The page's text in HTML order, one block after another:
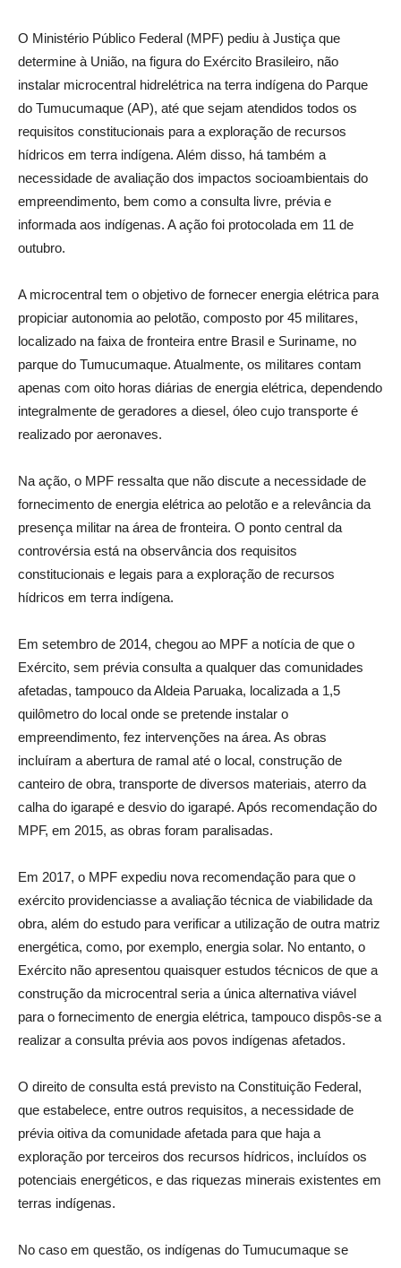
O Ministério Público Federal (MPF) pediu à Justiça que
determine à União, na figura do Exército Brasileiro, não
instalar microcentral hidrelétrica na terra indígena do Parque
do Tumucumaque (AP), até que sejam atendidos todos os
requisitos constitucionais para a exploração de recursos
hídricos em terra indígena. Além disso, há também a
necessidade de avaliação dos impactos socioambientais do
empreendimento, bem como a consulta livre, prévia e
informada aos indígenas. A ação foi protocolada em 11 de
outubro.
A microcentral tem o objetivo de fornecer energia elétrica para
propiciar autonomia ao pelotão, composto por 45 militares,
localizado na faixa de fronteira entre Brasil e Suriname, no
parque do Tumucumaque. Atualmente, os militares contam
apenas com oito horas diárias de energia elétrica, dependendo
integralmente de geradores a diesel, óleo cujo transporte é
realizado por aeronaves.
Na ação, o MPF ressalta que não discute a necessidade de
fornecimento de energia elétrica ao pelotão e a relevância da
presença militar na área de fronteira. O ponto central da
controvérsia está na observância dos requisitos
constitucionais e legais para a exploração de recursos
hídricos em terra indígena.
Em setembro de 2014, chegou ao MPF a notícia de que o
Exército, sem prévia consulta a qualquer das comunidades
afetadas, tampouco da Aldeia Paruaka, localizada a 1,5
quilômetro do local onde se pretende instalar o
empreendimento, fez intervenções na área. As obras
incluíram a abertura de ramal até o local, construção de
canteiro de obra, transporte de diversos materiais, aterro da
calha do igarapé e desvio do igarapé. Após recomendação do
MPF, em 2015, as obras foram paralisadas.
Em 2017, o MPF expediu nova recomendação para que o
exército providenciasse a avaliação técnica de viabilidade da
obra, além do estudo para verificar a utilização de outra matriz
energética, como, por exemplo, energia solar. No entanto, o
Exército não apresentou quaisquer estudos técnicos de que a
construção da microcentral seria a única alternativa viável
para o fornecimento de energia elétrica, tampouco dispôs-se a
realizar a consulta prévia aos povos indígenas afetados.
O direito de consulta está previsto na Constituição Federal,
que estabelece, entre outros requisitos, a necessidade de
prévia oitiva da comunidade afetada para que haja a
exploração por terceiros dos recursos hídricos, incluídos os
potenciais energéticos, e das riquezas minerais existentes em
terras indígenas.
No caso em questão, os indígenas do Tumucumaque se